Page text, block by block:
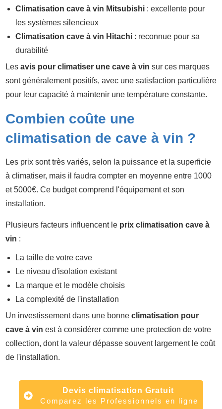
Climatisation cave à vin Mitsubishi : excellente pour
les systèmes silencieux
Climatisation cave à vin Hitachi : reconnue pour sa
durabilité
Les avis pour climatiser une cave à vin sur ces marques
sont généralement positifs, avec une satisfaction particulière
pour leur capacité à maintenir une température constante.
Combien coûte une
climatisation de cave à vin ?
Les prix sont très variés, selon la puissance et la superficie
à climatiser, mais il faudra compter en moyenne entre 1000
et 5000€. Ce budget comprend l'équipement et son
installation.
Plusieurs facteurs influencent le prix climatisation cave à
vin :
La taille de votre cave
Le niveau d'isolation existant
La marque et le modèle choisis
La complexité de l'installation
Un investissement dans une bonne climatisation pour
cave à vin est à considérer comme une protection de votre
collection, dont la valeur dépasse souvent largement le coût
de l'installation.
Devis climatisation Gratuit
Comparez les Professionnels en ligne